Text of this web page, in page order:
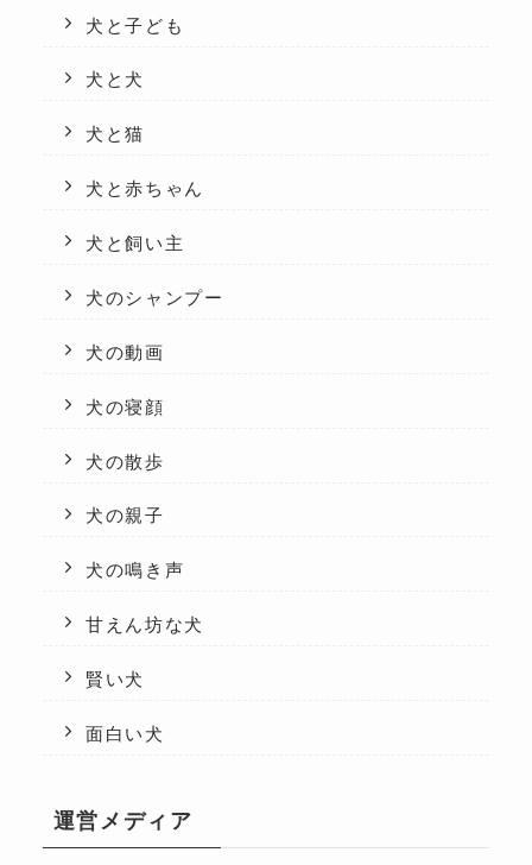
犬と子ども
犬と犬
犬と猫
犬と赤ちゃん
犬と飼い主
犬のシャンプー
犬の動画
犬の寝顔
犬の散歩
犬の親子
犬の鳴き声
甘えん坊な犬
賢い犬
面白い犬
運営メディア